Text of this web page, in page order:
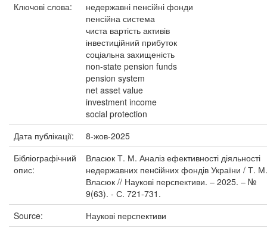
Ключові слова:
недержавні пенсійні фонди
пенсійна система
чиста вартість активів
інвестиційний прибуток
соціальна захищеність
non-state pension funds
pension system
net asset value
investment income
social protection
Дата публікації:
8-жов-2025
Бібліографічний
опис:
Власюк Т. М. Аналіз ефективності діяльності
недержавних пенcійних фондів України / Т. М.
Власюк // Наукові перспективи. – 2025. – №
9(63). - С. 721-731.
Source:
Наукові перспективи